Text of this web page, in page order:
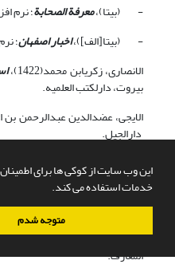
این وب سایت از کوکی ها برای اطمینان
خدمات استفاده می کند.
متوجه شدم
- (بی‏تا)،معرفة الصحابة؛ نرم
- (بی‏تا[الف])،اخبار اصفهان؛
الانصاری، زکریابن محمد(1422)،
بیروت، دارلکتب العلمیه.
الایجی، عضدالدین عبدالرحمن بن
دارالجیل.
الآبی، ابوسعد منصور بن الحسین (1424)،
محفوظ، بیروت، دارالکتب العلمیه.
الآجری (بی‏تا)،الشریعه للآجری؛
البانی، محمدناصرالدین (بی‏تا)،
المعارف.